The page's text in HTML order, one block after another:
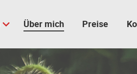
Über mich Preise